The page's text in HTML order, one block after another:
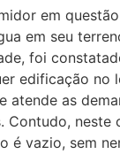
em
em seu
foi
edificação no
atende as
Contudo, neste
é vazio, sem